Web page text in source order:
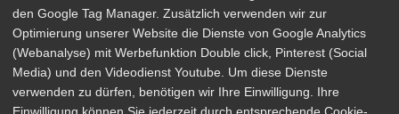
Arthaus Stores
Social Media
Detailsuche Impressum
den Google Tag Manager. Zusätzlich verwenden wir zur
Optimierung unserer Website die Dienste von Google Analytics
(Webanalyse) mit Werbefunktion Double click, Pinterest (Social
Media) und den Videodienst Youtube. Um diese Dienste
verwenden zu dürfen, benötigen wir Ihre Einwilligung. Ihre